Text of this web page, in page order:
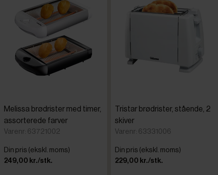
Laveste pris
Højeste pris
Tilføjet for nylig
Dualit
Tristar
Melissa brødrister med timer,
assorterede farver
Varenr: 63721002
Din pris (ekskl. moms)
249,00 kr./stk.
Tristar brødrister, stående, 2
skiver
Varenr: 63331006
Din pris (ekskl. moms)
229,00 kr./stk.